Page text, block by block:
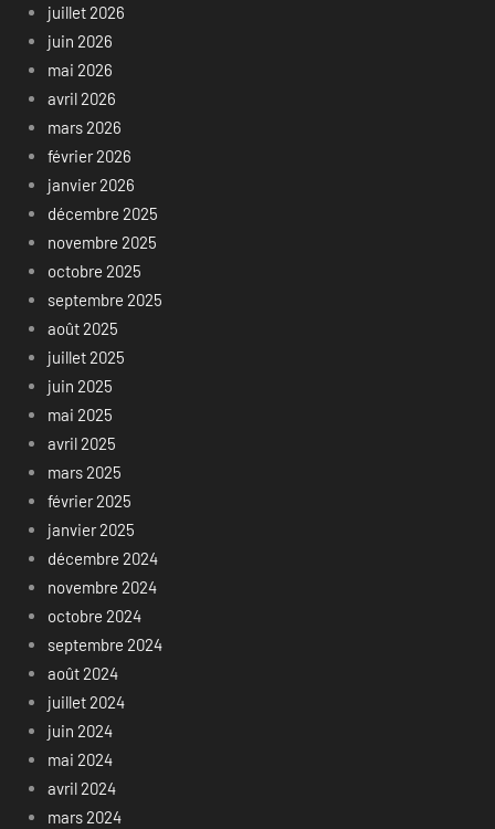
juillet 2026
juin 2026
mai 2026
avril 2026
mars 2026
février 2026
janvier 2026
décembre 2025
novembre 2025
octobre 2025
septembre 2025
août 2025
juillet 2025
juin 2025
mai 2025
avril 2025
mars 2025
février 2025
janvier 2025
décembre 2024
novembre 2024
octobre 2024
septembre 2024
août 2024
juillet 2024
juin 2024
mai 2024
avril 2024
mars 2024